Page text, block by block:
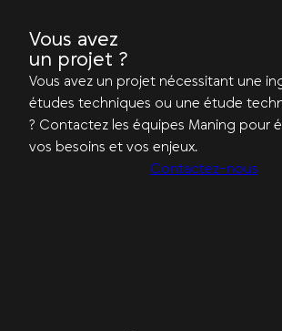
Vous avez
un projet ?
Vous avez un projet nécessitant une
études techniques ou une étude
? Contactez les équipes Maning pour
vos besoins et vos enjeux.
Contactez-nous